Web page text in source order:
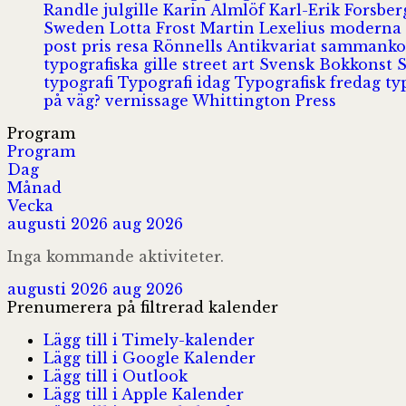
Randle julgille Karin Almlöf Karl-Erik
Sweden Lotta Frost Martin Lexelius moderna
post pris resa Rönnells Antikvariat
typografiska gille street art Svensk Bokkonst
typografi Typografi idag Typografisk fredag
på väg?vernissage Whittington Press
Program
Program
Dag
Månad
Vecka
augusti 2026 aug 2026
Inga kommande aktiviteter.
augusti 2026 aug 2026
Prenumerera på filtrerad kalender
Lägg till i Timely-kalender
Lägg till i Google Kalender
Lägg till i Outlook
Lägg till i Apple Kalender